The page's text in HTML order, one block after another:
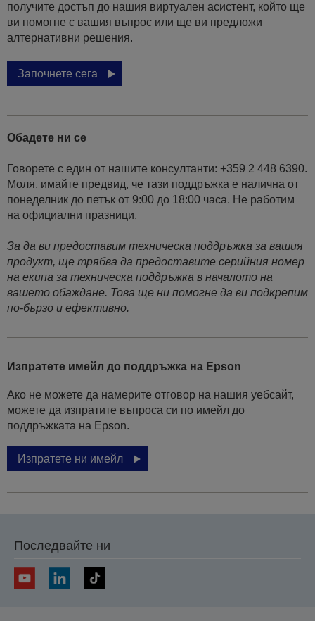
получите достъп до нашия виртуален асистент, който ще
ви помогне с вашия въпрос или ще ви предложи
алтернативни решения.
Започнете сега
Обадете ни се
Говорете с един от нашите консултанти: +359 2 448 6390.
Моля, имайте предвид, че тази поддръжка е налична от
понеделник до петък от 9:00 до 18:00 часа. Не работим
на официални празници.
За да ви предоставим техническа поддръжка за вашия
продукт, ще трябва да предоставите серийния номер
на екипа за техническа поддръжка в началото на
вашето обаждане. Това ще ни помогне да ви подкрепим
по-бързо и ефективно.
Изпратете имейл до поддръжка на Epson
Ако не можете да намерите отговор на нашия уебсайт,
можете да изпратите въпроса си по имейл до
поддръжката на Epson.
Изпратете ни имейл
Последвайте ни